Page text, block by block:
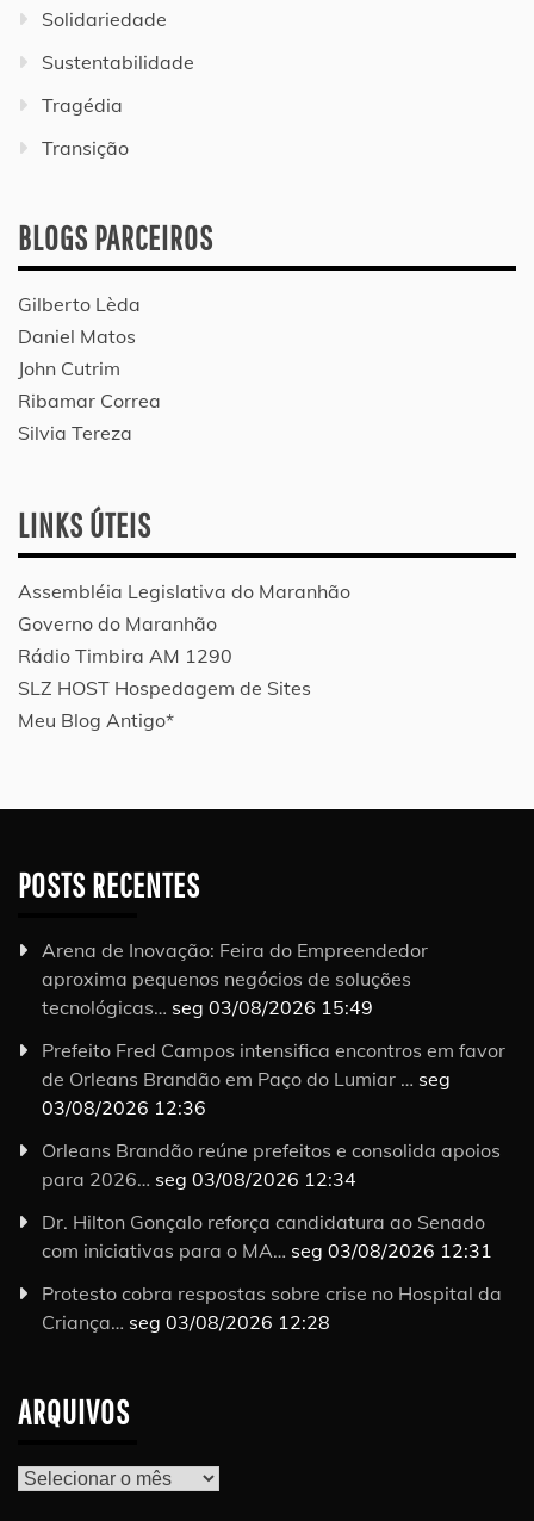
Solidariedade
Sustentabilidade
Tragédia
Transição
BLOGS PARCEIROS
Gilberto Lèda
Daniel Matos
John Cutrim
Ribamar Correa
Silvia Tereza
LINKS ÚTEIS
Assembléia Legislativa do Maranhão
Governo do Maranhão
Rádio Timbira AM 1290
SLZ HOST Hospedagem de Sites
Meu Blog Antigo*
POSTS RECENTES
Arena de Inovação: Feira do Empreendedor
aproxima pequenos negócios de soluções
tecnológicas… seg 03/08/2026 15:49
Prefeito Fred Campos intensifica encontros em favor
de Orleans Brandão em Paço do Lumiar … seg
03/08/2026 12:36
Orleans Brandão reúne prefeitos e consolida apoios
para 2026… seg 03/08/2026 12:34
Dr. Hilton Gonçalo reforça candidatura ao Senado
com iniciativas para o MA… seg 03/08/2026 12:31
Protesto cobra respostas sobre crise no Hospital da
Criança… seg 03/08/2026 12:28
ARQUIVOS
Arquivos